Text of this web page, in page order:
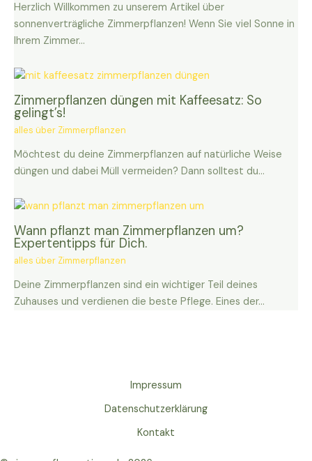
Herzlich Willkommen zu unserem Artikel über
sonnenverträgliche Zimmerpflanzen! Wenn Sie viel Sonne in
Ihrem Zimmer…
Zimmerpflanzen düngen mit Kaffeesatz: So
gelingt’s!
alles über Zimmerpflanzen
Möchtest du deine Zimmerpflanzen auf natürliche Weise
düngen und dabei Müll vermeiden? Dann solltest du…
Wann pflanzt man Zimmerpflanzen um?
Expertentipps für Dich.
alles über Zimmerpflanzen
Deine Zimmerpflanzen sind ein wichtiger Teil deines
Zuhauses und verdienen die beste Pflege. Eines der…
Impressum
Datenschutzerklärung
Kontakt